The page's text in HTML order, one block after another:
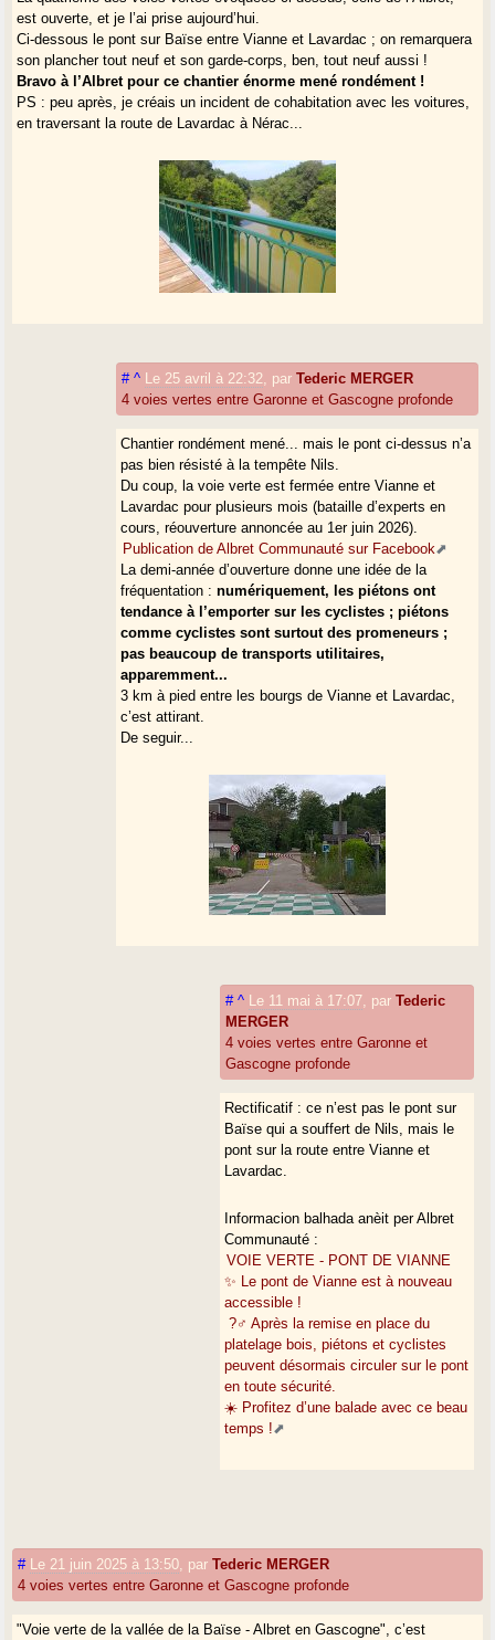
est ouverte, et je l’ai prise aujourd’hui.
Ci-dessous le pont sur Baïse entre Vianne et Lavardac ; on remarquera
son plancher tout neuf et son garde-corps, ben, tout neuf aussi !
Bravo à l’Albret pour ce chantier énorme mené rondément !
PS : peu après, je créais un incident de cohabitation avec les voitures,
en traversant la route de Lavardac à Nérac...
# ^ Le 25 avril à 22:32 parTederic MERGER
4 voies vertes entre Garonne et Gascogne profonde
Chantier rondément mené... mais le pont ci-dessus n’a
pas bien résisté à la tempête Nils.
Du coup, la voie verte est fermée entre Vianne et
Lavardac pour plusieurs mois (bataille d’experts en
cours, réouverture annoncée au 1er juin 2026).
Publication de Albret Communauté sur Facebook
La demi-année d’ouverture donne une idée de la
fréquentation :numériquement, les piétons ont
tendance à l’emporter sur les cyclistes ; piétons
comme cyclistes sont surtout des promeneurs ;
pas beaucoup de transports utilitaires,
apparemment...
3 km à pied entre les bourgs de Vianne et Lavardac,
c’est attirant.
De seguir...
# ^ Le 11 mai à 17:07 parTederic
MERGER
4 voies vertes entre Garonne et
Gascogne profonde
Rectificatif : ce n’est pas le pont sur
Baïse qui a souffert de Nils, mais le
pont sur la route entre Vianne et
Lavardac.
Informacion balhada anèit per Albret
Communauté :
VOIE VERTE - PONT DE VIANNE
✨ Le pont de Vianne est à nouveau
accessible !
?‍♂️ Après la remise en place du
platelage bois, piétons et cyclistes
peuvent désormais circuler sur le pont
en toute sécurité.
☀️ Profitez d’une balade avec ce beau
temps !
# Le 21 juin 2025 à 13:50 parTederic MERGER
4 voies vertes entre Garonne et Gascogne profonde
"Voie verte de la vallée de la Baïse - Albret en Gascogne", c’est